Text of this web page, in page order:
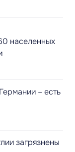
населенных
– есть
загрязнены